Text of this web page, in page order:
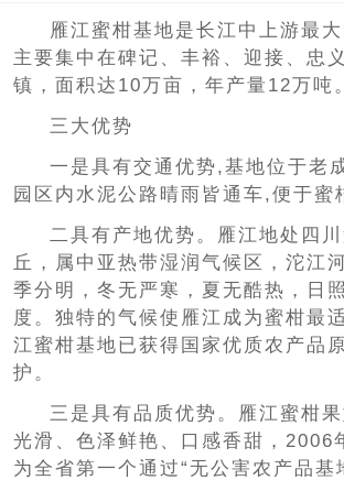
雁江蜜柑基地是长江中上游最大
主要集中在碑记、丰裕、迎接、忠
镇，面积达10万亩，年产量12万吨。
三大优势
一是具有交通优势,基地位于老
园区内水泥公路晴雨皆通车,便于蜜
二具有产地优势。雁江地处四
丘，属中亚热带湿润气候区，沱江
季分明，冬无严寒，夏无酷热，日
度。独特的气候使雁江成为蜜柑最
江蜜柑基地已获得国家优质农产品
护。
三是具有品质优势。雁江蜜柑
光滑、色泽鲜艳、口感香甜，2006
为全省第一个通过“无公害农产品基